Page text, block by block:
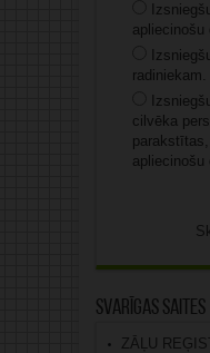
apliecinošu
radiniekam.
cilvēka
apliecinošu
Svarīgas saites
ZĀĻU